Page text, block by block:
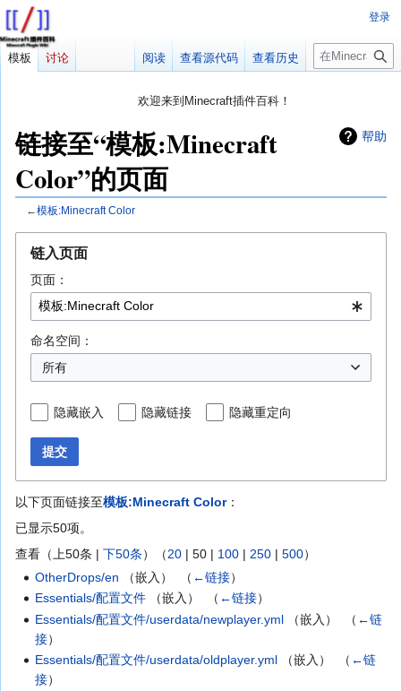
欢迎来到Minecraft插件百科！
带您快速熟悉百科编辑！
因近日遭受攻击，百科现已限制编辑，有意编辑请加入插件百科企
帮助
链接至“模板:Minecraft
Color”的页面
←模板:Minecraft Color
链入页面
页面：
命名空间：
所有
隐藏嵌入 隐藏链接 隐藏重定向
提交
以下页面链接至模板:Minecraft Color：
已显示50项。
查看（ 上50条 | 下50条）（20 | 50 | 100 | 250 | 500）
OtherDrops/en （嵌入） ‎ （ ←链接）
Essentials/配置文件 （嵌入） ‎ （ ←链接）
Essentials/配置文件/userdata/newplayer.yml （嵌入） ‎ （ ←链
接）
Essentials/配置文件/userdata/oldplayer.yml （嵌入） ‎ （ ←链
接）
登录
模板 讨论 阅读 查看源代码 查看历史
搜
索